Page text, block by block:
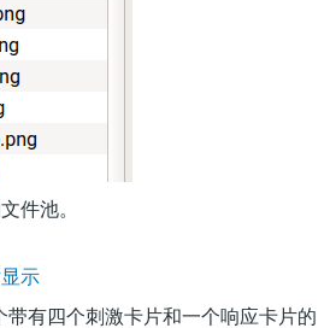
件池。
示
有四个刺激卡片和一个响应卡片的